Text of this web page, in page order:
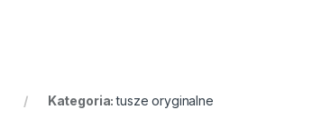
Kategoria:tusze oryginalne